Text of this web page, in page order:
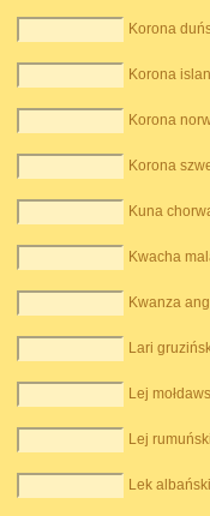
Korona
Korona
Korona
Korona
Kuna
Kwacha
Kwanza
Lari
Lej
Lej
Lek